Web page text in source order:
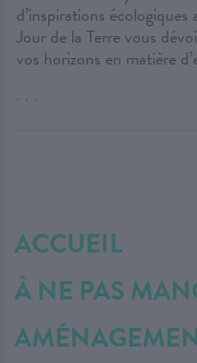
d’inspirations
Jour de la Terre vous
vos horizons en matière
. . .
ACCUEIL
À NE PAS